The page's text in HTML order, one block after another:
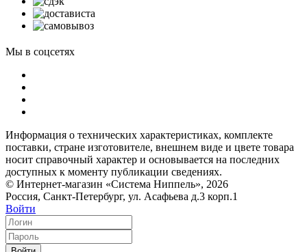
Мы в соцсетях
Информация о технических характеристиках, комплекте
поставки, стране изготовителе, внешнем виде и цвете товара
носит справочный характер и основывается на последних
доступных к моменту публикации сведениях.
© Интернет-магазин «Система Ниппель», 2026
Россия, Санкт-Петербург, ул. Асафьева д.3 корп.1
Войти